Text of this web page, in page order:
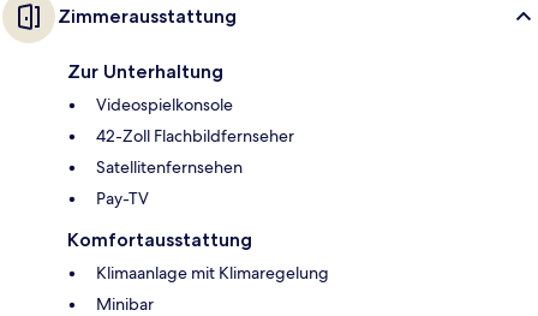
Zimmerausstattung
Zur Unterhaltung
Videospielkonsole
42-Zoll Flachbildfernseher
Satellitenfernsehen
Pay-TV
Komfortausstattung
Klimaanlage mit Klimaregelung
Minibar